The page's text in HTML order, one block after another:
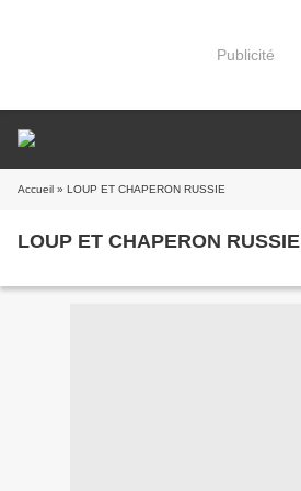
Publicité
Accueil » LOUP ET CHAPERON RUSSIE
LOUP ET CHAPERON RUSSIE